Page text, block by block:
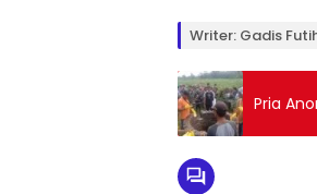
Writer: Gadis
Pria